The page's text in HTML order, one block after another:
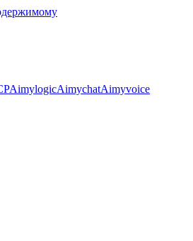
AimylogicAimychatAimyvoice